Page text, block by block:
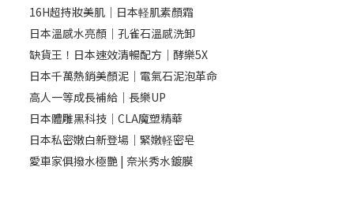
16H超持妝美肌｜日本軽肌素顏霜
日本溫感水亮顏｜孔雀石溫感洗卸
缺貨王！日本速效清暢配方｜酵樂5X
日本千萬熱銷美顏泥｜電氣石泥泡革命
高人一等成長補給｜長樂UP
日本體雕黑科技｜CLA魔塑精華
日本私密嫩白新登場｜緊嫩軽密皂
愛車家俱撥水極艷 | 奈米秀水鍍膜